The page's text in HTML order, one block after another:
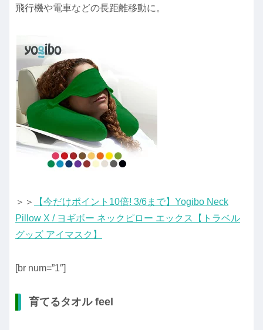
飛行機や電車などの長距離移動に。
＞＞
【今だけポイント10倍! 3/6まで】Yogibo Neck
Pillow X / ヨギボー ネックピロー エックス【トラベル
グッズ アイマスク】
[br num=”1″]
育てるタオル feel